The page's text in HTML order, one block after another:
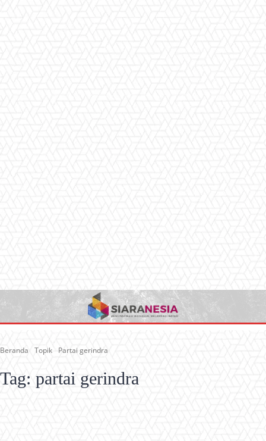
Beranda Topik Partai gerindra
Tag: partai gerindra